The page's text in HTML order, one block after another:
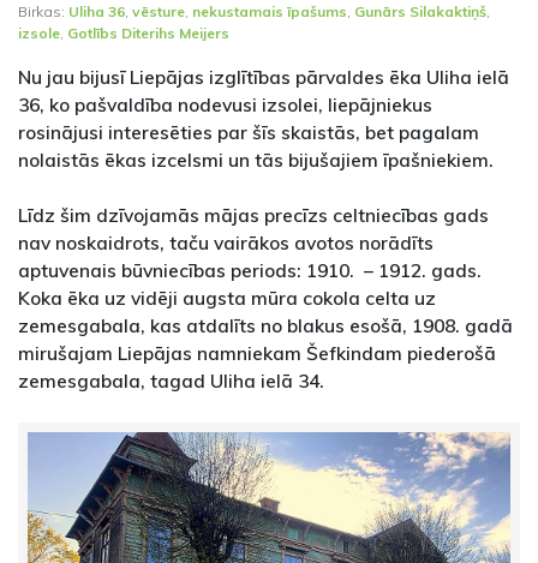
Birkas: Uliha 36 vēsture nekustamais īpašums Gunārs Silakaktiņš
izsole Gotlībs Diterihs Meijers
Nu jau bijusī Liepājas izglītības pārvaldes ēka Uliha ielā
36, ko pašvaldība nodevusi izsolei, liepājniekus
rosinājusi interesēties par šīs skaistās, bet pagalam
nolaistās ēkas izcelsmi un tās bijušajiem īpašniekiem.
Līdz šim dzīvojamās mājas precīzs celtniecības gads
nav noskaidrots, taču vairākos avotos norādīts
aptuvenais būvniecības periods: 1910. – 1912. gads.
Koka ēka uz vidēji augsta mūra cokola celta uz
zemesgabala, kas atdalīts no blakus esošā, 1908. gadā
mirušajam Liepājas namniekam Šefkindam piederošā
zemesgabala, tagad Uliha ielā 34.